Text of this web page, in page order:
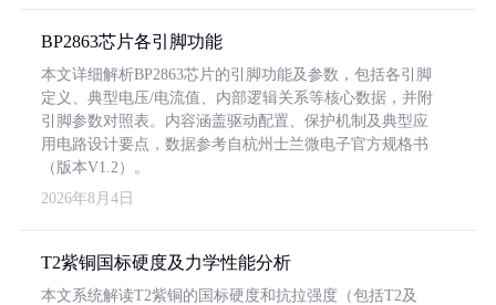
BP2863芯片各引脚功能
本文详细解析BP2863芯片的引脚功能及参数，包括各引脚
定义、典型电压/电流值、内部逻辑关系等核心数据，并附
引脚参数对照表。内容涵盖驱动配置、保护机制及典型应
用电路设计要点，数据参考自杭州士兰微电子官方规格书
（版本V1.2）。
2026年8月4日
T2紫铜国标硬度及力学性能分析
本文系统解读T2紫铜的国标硬度和抗拉强度（包括T2及